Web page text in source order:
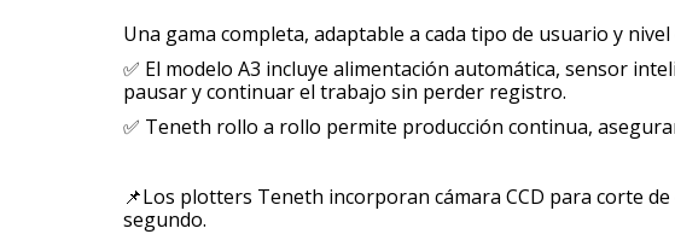
Una gama completa, adaptable a cada tipo de usuario y
✅ El modelo A3 incluye alimentación automática, sensor
pausar y continuar el trabajo sin perder registro.
✅ Teneth rollo a rollo permite producción continua,
📌Los plotters Teneth incorporan cámara CCD para corte
segundo.